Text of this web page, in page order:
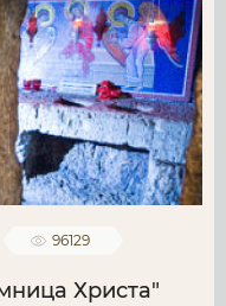
96129
Христа"